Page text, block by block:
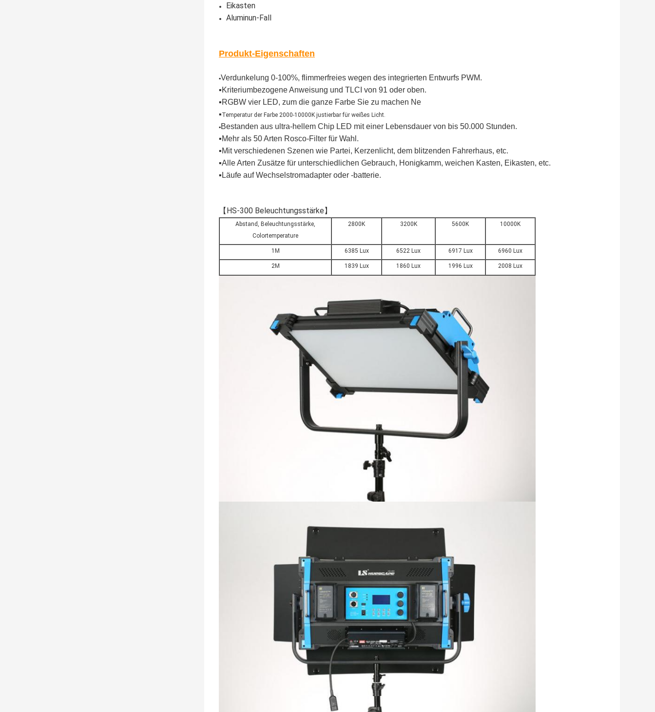
Eikasten
Aluminun-Fall
Produkt-Eigenschaften
▪Verdunkelung 0-100%, flimmerfreies wegen des integrierten Entwurfs PWM.
▪Kriteriumbezogene Anweisung und TLCI von 91 oder oben.
▪RGBW vier LED, zum die ganze Farbe Sie zu machen Ne
▪Temperatur der Farbe 2000-10000K justierbar für weißes Licht.
▪Bestanden aus ultra-hellem Chip LED mit einer Lebensdauer von bis 50.000 Stunden.
▪Mehr als 50 Arten Rosco-Filter für Wahl.
▪Mit verschiedenen Szenen wie Partei, Kerzenlicht, dem blitzenden Fahrerhaus, etc.
▪Alle Arten Zusätze für unterschiedlichen Gebrauch, Honigkamm, weichen Kasten, Eikasten, etc.
▪Läufe auf Wechselstromadapter oder -batterie.
【HS-300 Beleuchtungsstärke】
Abstand, Beleuchtungsstärke,
Colortemperature
2800K 3200K 5600K 10000K
1M 6385 Lux 6522 Lux 6917 Lux 6960 Lux
2M 1839 Lux 1860 Lux 1996 Lux 2008 Lux